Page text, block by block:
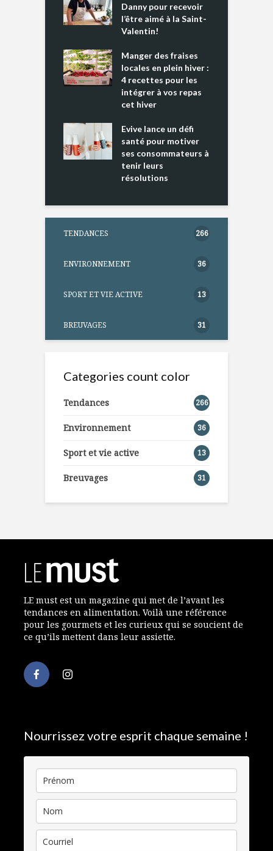
Danny pour recevoir
l’être aimé à la Saint-
Valentin!
Manger des fraises
locales en plein hiver :
4 recettes pour les
intégrer à vos repas
cet hiver
Evive lance un défi
santé pour motiver
ses consommateurs à
tenir leurs
résolutions
TENDANCES 266
ENVIRONNEMENT 36
SPORT ET VIE ACTIVE 13
BREUVAGES 31
Categories count color
Tendances 266
Environnement 36
Sport et vie active 13
Breuvages 31
LE must est un magazine qui met de l’avant les
tendances en alimentation. Voilà une référence
pour les gourmets et les curieux qui se soucient de
ce qu’ils mettent dans leur assiette.
Nourrissez votre esprit chaque semaine !